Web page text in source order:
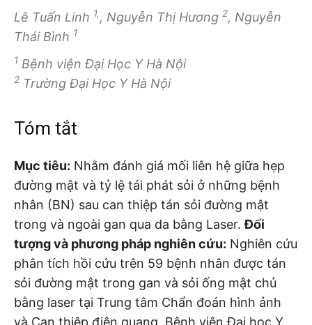
Lê Tuấn Linh 1,, Nguyễn Thị Hương 2, Nguyễn
Thái Bình 1
1 Bệnh viện Đại Học Y Hà Nội
2 Trường Đại Học Y Hà Nội
Tóm tắt
Mục tiêu: Nhằm đánh giá mối liên hệ giữa hẹp
đường mật và tỷ lệ tái phát sỏi ở những bệnh
nhân (BN) sau can thiệp tán sỏi đường mật
trong và ngoài gan qua da bằng Laser.Đối
tượng và phương pháp nghiên cứu: Nghiên cứu
phân tích hồi cứu trên 59 bệnh nhân được tán
sỏi đường mật trong gan và sỏi ống mật chủ
bằng laser tại Trung tâm Chẩn đoán hình ảnh
và Can thiệp điện quang, Bệnh viện Đại học Y